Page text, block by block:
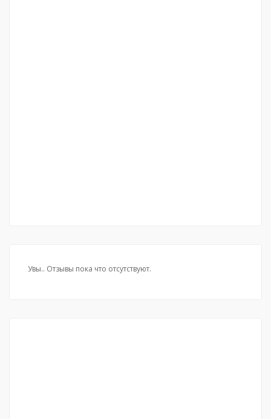
Увы.. Отзывы пока что отсутствуют.